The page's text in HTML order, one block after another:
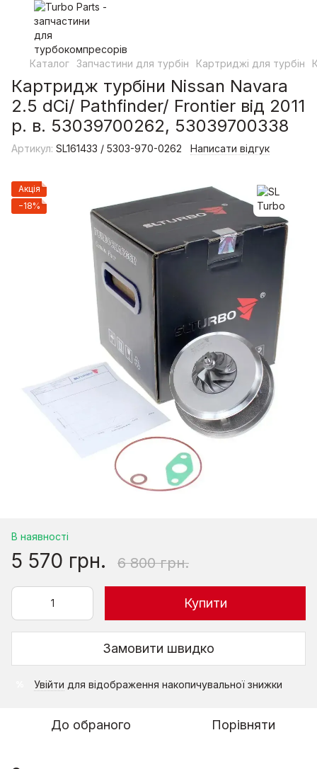
Каталог Запчастини для турбін Картриджі для турбін
Картридж турбіни Nissan Navara
2.5 dCi/ Pathfinder/ Frontier від 2011
р. в. 53039700262, 53039700338
Артикул: SL161433 / 5303-970-0262 Написати відгук
Акція
−18%
В наявності
5 570 грн. 6 800 грн.
Купити
Замовити швидко
Увійти для відображення накопичувальної знижки
До обраного Порівняти